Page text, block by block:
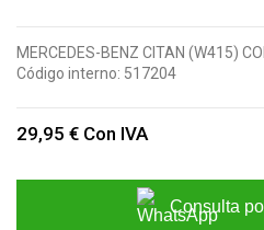
MERCEDES-BENZ CITAN (W415)
Código interno: 517204
29,95 € Con IVA
Consulta